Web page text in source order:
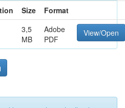
Size
Format
3,5
MB
Adobe
PDF
View/Open